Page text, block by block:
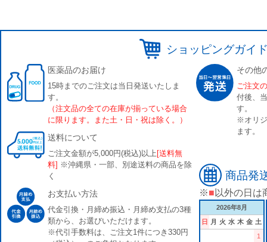
ショッピングガイ
医薬品のお届け
15時までのご注文は当日発送いたしま
す。
（注文品の全ての在庫が揃っている場合
に限ります。また土・日・祝は除く。）
送料について
ご注文金額が5,000円(税込)以上 [送料無
料] ※沖縄県・一部、別途送料の商品を除
く
お支払い方法
代金引換・月締め振込・月締め支払の3種
類から、お選びいただけます。
※代引手数料は、ご注文1件につき330円
その他
ご注文
付後、
す。
※オリ
ます。
商品発
※■ 以外の日は
2026年8月
日
月 火 水 木 金 土
1